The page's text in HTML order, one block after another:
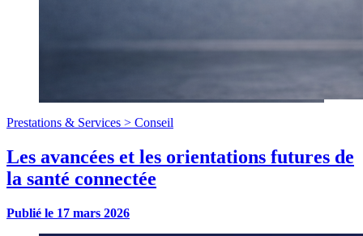
Prestations & Services > Conseil
Les avancées et les orientations futures de
la santé connectée
Publié le 17 mars 2026